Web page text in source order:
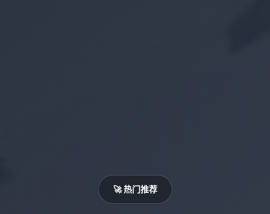
🚀 热门推荐